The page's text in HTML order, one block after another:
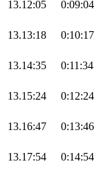
13.12:05 0:09:04
13.13:18 0:10:17
13.14:35 0:11:34
13.15:24 0:12:24
13.16:47 0:13:46
13.17:54 0:14:54